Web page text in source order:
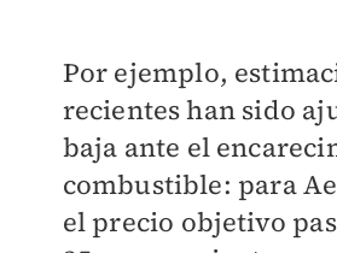
Por ejemplo,
recientes han sido
baja ante el
combustible: para
el precio objetivo